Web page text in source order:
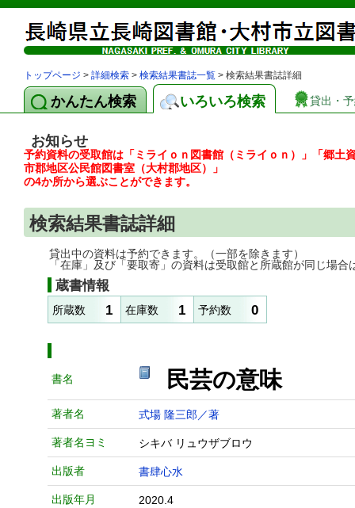
トップページ > 詳細検索 > 検索結果書誌一覧 > 検索結果書誌詳細
かんたん検索 いろいろ検索 貸出・
お知らせ
予約資料の受取館は「ミライｏｎ図書館（ミライｏｎ）」「郷
市郡地区公民館図書室（大村郡地区）」
の4か所から選ぶことができます。
検索結果書誌詳細
貸出中の資料は予約できます。（一部を除きます）
「在庫」及び「要取寄」の資料は受取館と所蔵館が同じ場合
蔵書情報
所蔵数 1 在庫数 1 予約数 0
書名 民芸の意味
著者名 式場 隆三郎／著
著者名ヨミ シキバ リュウザブロウ
出版者 書肆心水
出版年月 2020.4